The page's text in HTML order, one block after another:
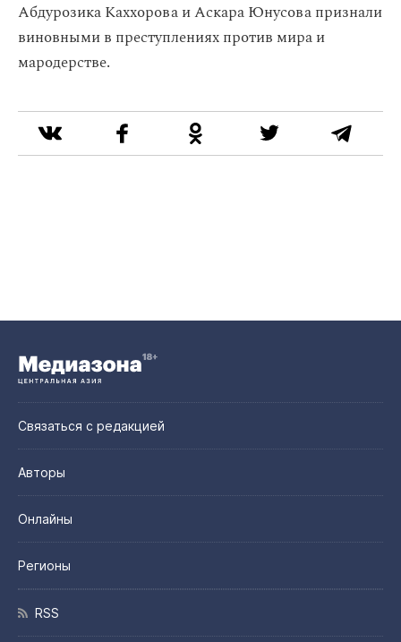
Абдурозика Каххорова и Аскара Юнусова признали
виновными в преступлениях против мира и
мародерстве.
Связаться с редакцией
Авторы
Онлайны
Регионы
RSS